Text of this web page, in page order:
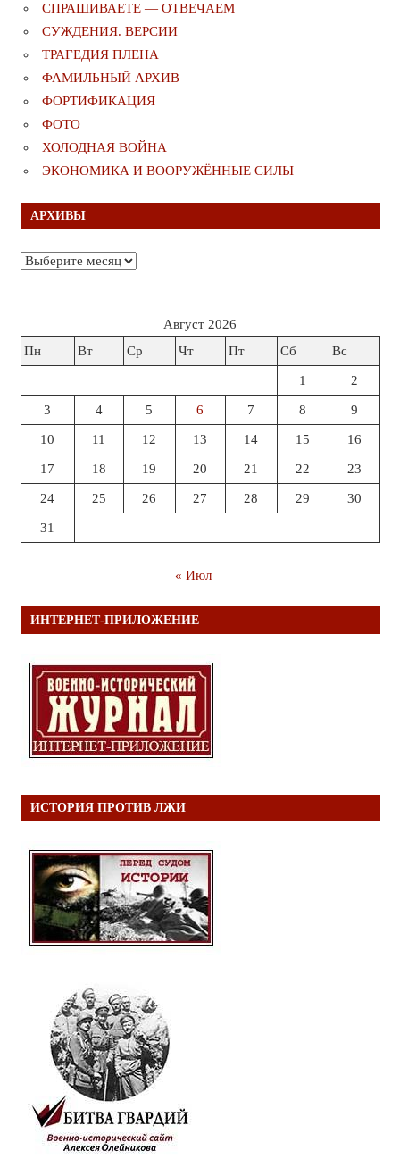
СПРАШИВАЕТЕ — ОТВЕЧАЕМ
СУЖДЕНИЯ. ВЕРСИИ
ТРАГЕДИЯ ПЛЕНА
ФАМИЛЬНЫЙ АРХИВ
ФОРТИФИКАЦИЯ
ФОТО
ХОЛОДНАЯ ВОЙНА
ЭКОНОМИКА И ВООРУЖЁННЫЕ СИЛЫ
АРХИВЫ
Архивы
Август 2026
Пн
Вт Ср Чт Пт Сб Вс
1 2
3 4 5 6 7 8 9
10 11 12 13 14 15 16
17 18 19 20 21 22 23
24 25 26 27 28 29 30
31
« Июл
ИНТЕРНЕТ-ПРИЛОЖЕНИЕ
ИСТОРИЯ ПРОТИВ ЛЖИ